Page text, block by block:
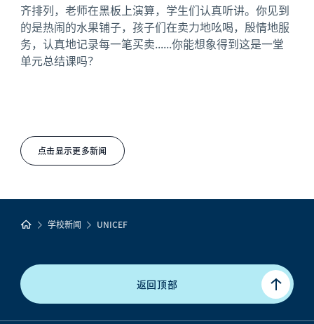
点击显示更多新闻
齐排列，老师在黑板上演算，学生们认真听讲。你见到
的是热闹的水果铺子，孩子们在卖力地吆喝，殷情地服
务，认真地记录每一笔买卖......你能想象得到这是一堂
单元总结课吗？
学校新闻 UNICEF
返回顶部